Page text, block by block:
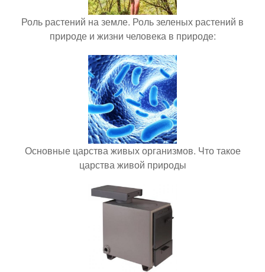
Роль растений на земле. Роль зеленых растений в
природе и жизни человека в природе:
Основные царства живых организмов. Что такое
царства живой природы